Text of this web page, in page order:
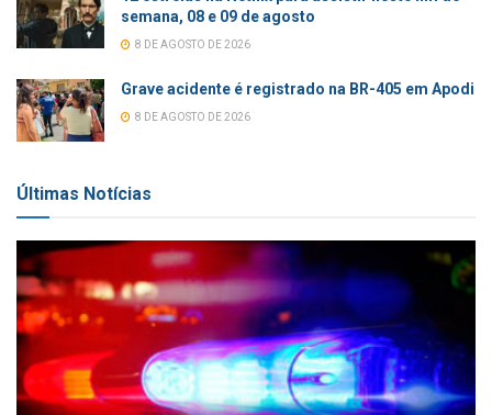
semana, 08 e 09 de agosto
8 DE AGOSTO DE 2026
Grave acidente é registrado na BR-405 em Apodi
8 DE AGOSTO DE 2026
Últimas Notícias